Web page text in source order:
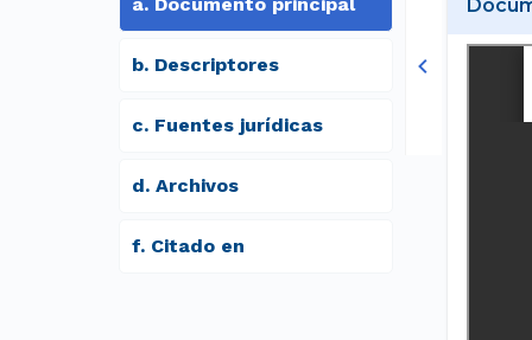
b. Descriptores
c. Fuentes jurídicas
d. archivos
f. Citado en